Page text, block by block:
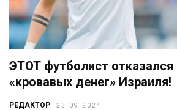
ЭТОТ футболист отказался
«кровавых денег» Израиля!
РЕДАКТОР 23.09.2024